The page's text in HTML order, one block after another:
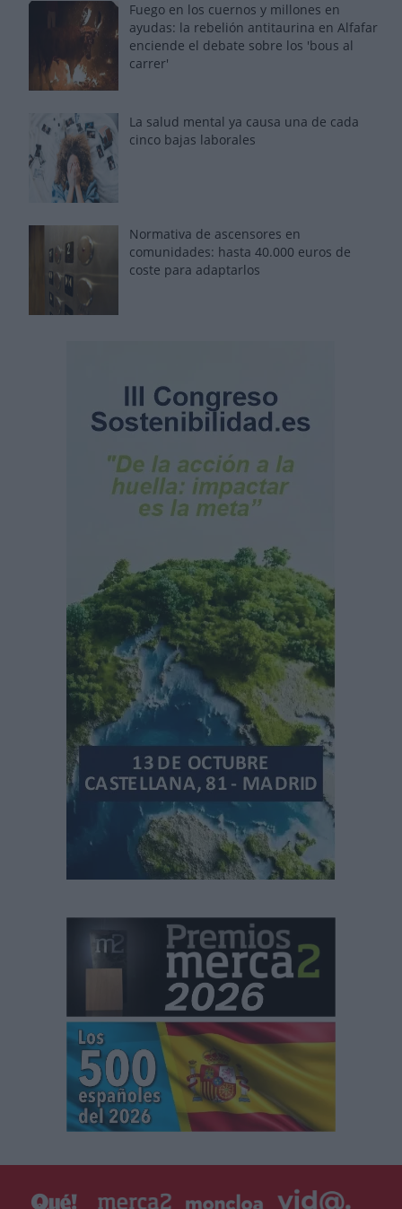
Fuego en los cuernos y millones en
ayudas: la rebelión antitaurina en Alfafar
enciende el debate sobre los 'bous al
carrer'
La salud mental ya causa una de cada
cinco bajas laborales
Normativa de ascensores en
comunidades: hasta 40.000 euros de
coste para adaptarlos